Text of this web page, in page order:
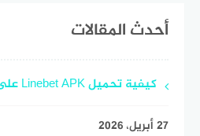
أحدث المقالات
كيفية تحميل Linebet APK على Android خطوة بخطوة
27 أبريل، 2026